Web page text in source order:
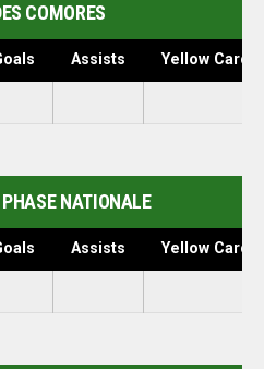
COMORES
Assists Yellow Cards
NATIONALE
Assists Yellow Cards